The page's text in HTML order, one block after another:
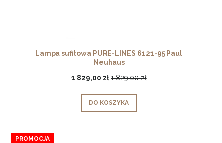
Lampa sufitowa PURE-LINES 6121-95 Paul
Neuhaus
1 829,00 zł 1 829,00 zł
DO KOSZYKA
PROMOCJA